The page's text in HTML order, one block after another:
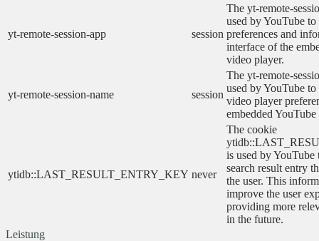
yt-remote-session-app session
The yt-remote-
used by YouTube to
preferences and
interface of the
video player.
yt-remote-session-name session
The yt-remote-
used by YouTube to
video player
embedded
ytidb::LAST_RESULT_ENTRY_KEY never
The cookie
is used by YouTube
search result entry
the user. This
improve the user
providing more
in the future.
Leistung